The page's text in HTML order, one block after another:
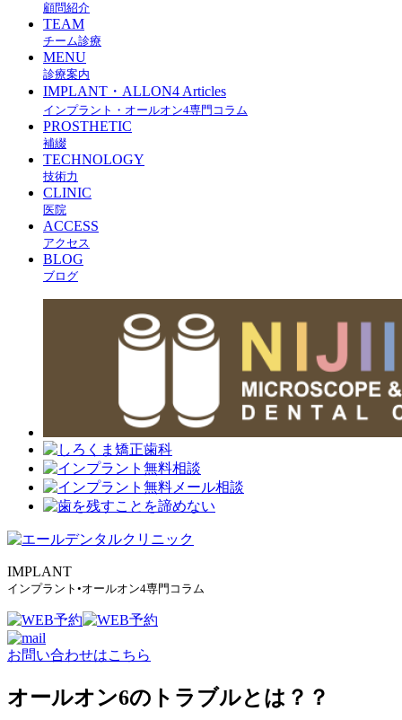
顧問紹介
TEAM
チーム診療
MENU
診療案内
IMPLANT・ALLON4 Articles
インプラント・オールオン4専門コラム
PROSTHETIC
補綴
TECHNOLOGY
技術力
CLINIC
医院
ACCESS
アクセス
BLOG
ブログ
IMPLANT
インプラント•オールオン4専門コラム
お問い合わせはこちら
オールオン6のトラブルとは？？